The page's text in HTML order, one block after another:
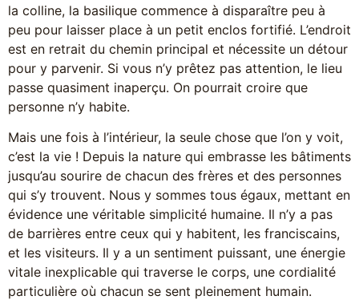
la colline, la basilique commence à disparaître peu à
peu pour laisser place à un petit enclos fortifié. L’endroit
est en retrait du chemin principal et nécessite un détour
pour y parvenir. Si vous n’y prêtez pas attention, le lieu
passe quasiment inaperçu. On pourrait croire que
personne n’y habite.
Mais une fois à l’intérieur, la seule chose que l’on y voit,
c’est la vie ! Depuis la nature qui embrasse les bâtiments
jusqu’au sourire de chacun des frères et des personnes
qui s’y trouvent. Nous y sommes tous égaux, mettant en
évidence une véritable simplicité humaine. Il n’y a pas
de barrières entre ceux qui y habitent, les franciscains,
et les visiteurs. Il y a un sentiment puissant, une énergie
vitale inexplicable qui traverse le corps, une cordialité
particulière où chacun se sent pleinement humain.